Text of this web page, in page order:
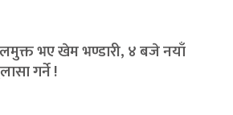
भए खेम भण्डारी, ४ बजे नयाँ
गर्ने !